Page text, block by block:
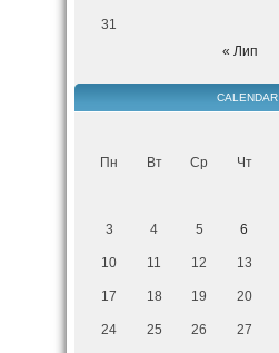
31
« Лип
CALENDAR
Пн Вт Ср Чт
3 4 5 6
10 11 12 13
17 18 19 20
24 25 26 27